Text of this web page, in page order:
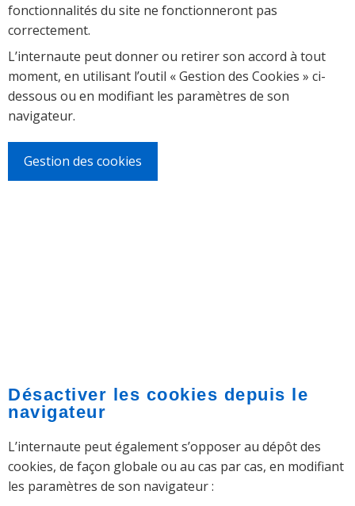
fonctionnalités du site ne fonctionneront pas
correctement.
L’internaute peut donner ou retirer son accord à tout
moment, en utilisant l’outil « Gestion des Cookies » ci-
dessous ou en modifiant les paramètres de son
navigateur.
Gestion des cookies
Désactiver les cookies depuis le
navigateur
L’internaute peut également s’opposer au dépôt des
cookies, de façon globale ou au cas par cas, en modifiant
les paramètres de son navigateur :